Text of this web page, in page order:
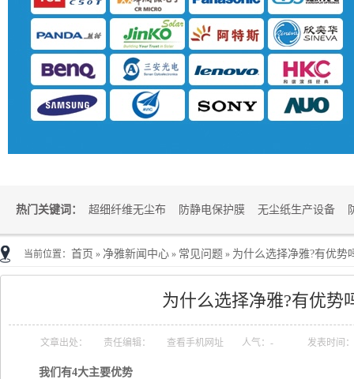
热门关键词： 超细纤维无尘布 防静电保护膜 无尘纸生产设备
当前位置： 首页 » 净雅新闻中心 » 常见问题 » 为什么选择净雅?有优势
为什么选择净雅?有优势
文章出处： 责任编辑： 查看手机网址 人气： - 发表时间
我们有4大主要优势